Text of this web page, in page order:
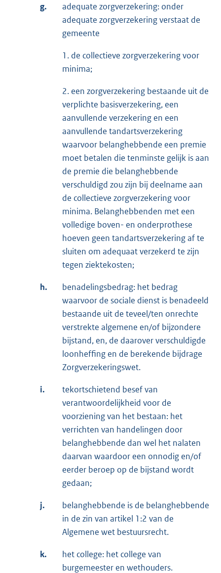
g.
adequate zorgverzekering: onder
adequate zorgverzekering verstaat de
gemeente
1. de collectieve zorgverzekering voor
minima;
2. een zorgverzekering bestaande uit de
verplichte basisverzekering, een
aanvullende verzekering en een
aanvullende tandartsverzekering
waarvoor belanghebbende een premie
moet betalen die tenminste gelijk is aan
de premie die belanghebbende
verschuldigd zou zijn bij deelname aan
de collectieve zorgverzekering voor
minima. Belanghebbenden met een
volledige boven- en onderprothese
hoeven geen tandartsverzekering af te
sluiten om adequaat verzekerd te zijn
tegen ziektekosten;
h.
benadelingsbedrag: het bedrag
waarvoor de sociale dienst is benadeeld
bestaande uit de teveel/ten onrechte
verstrekte algemene en/of bijzondere
bijstand, en, de daarover verschuldigde
loonheffing en de berekende bijdrage
Zorgverzekeringswet.
i.
tekortschietend besef van
verantwoordelijkheid voor de
voorziening van het bestaan: het
verrichten van handelingen door
belanghebbende dan wel het nalaten
daarvan waardoor een onnodig en/of
eerder beroep op de bijstand wordt
gedaan;
j.
belanghebbende is de belanghebbende
in de zin van artikel 1:2 van de
Algemene wet bestuursrecht.
k.
het college: het college van
burgemeester en wethouders.